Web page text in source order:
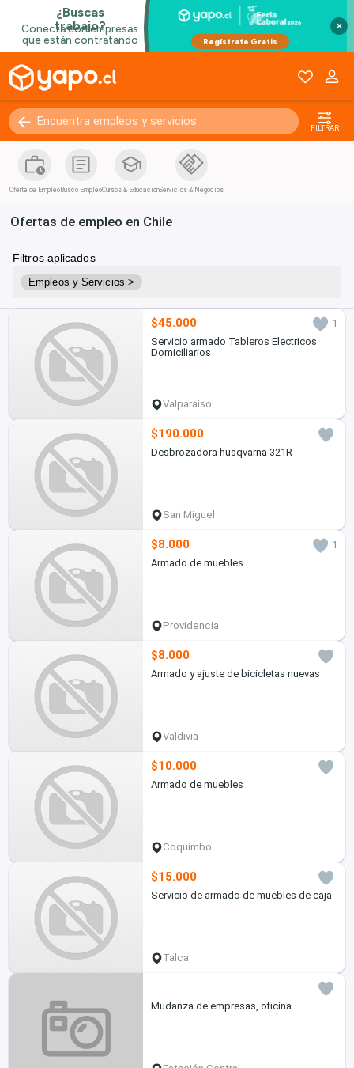
×
FILTRAR
Oferta de Empleo Busco EmpleoCursos & EducaciónServicios & Negocios
Ofertas de empleo en Chile
Filtros aplicados
Empleos y Servicios >
$45.000
1
Servicio armado Tableros Electricos
Domiciliarios
Valparaíso
$190.000
Desbrozadora husqvarna 321R
San Miguel
$8.000
1
Armado de muebles
Providencia
$8.000
Armado y ajuste de bicicletas nuevas
Valdivia
$10.000
Armado de muebles
Coquimbo
$15.000
Servicio de armado de muebles de caja
Talca
Mudanza de empresas, oficina